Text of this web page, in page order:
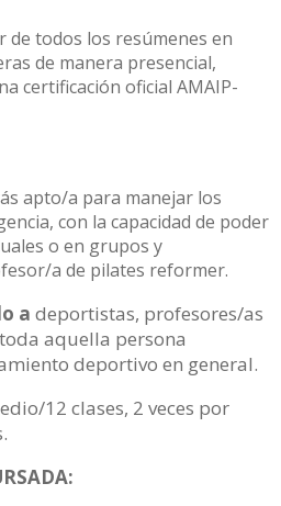
de todos los resúmenes en
de manera presencial,
certificación oficial AMAIP-
apto/a para manejar los
con la capacidad de poder
o en grupos y
a de pilates reformer.
a deportistas, profesores/as
aquella persona
deportivo en general.
12 clases, 2 veces por